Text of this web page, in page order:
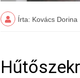
Írta: Kovács Dorina